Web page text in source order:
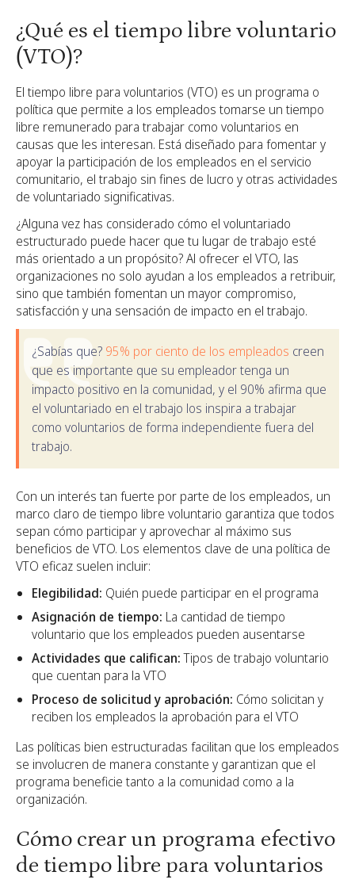
¿Qué es el tiempo libre voluntario
(VTO)?
El tiempo libre para voluntarios (VTO) es un programa o
política que permite a los empleados tomarse un tiempo
libre remunerado para trabajar como voluntarios en
causas que les interesan. Está diseñado para fomentar y
apoyar la participación de los empleados en el servicio
comunitario, el trabajo sin fines de lucro y otras actividades
de voluntariado significativas.
¿Alguna vez has considerado cómo el voluntariado
estructurado puede hacer que tu lugar de trabajo esté
más orientado a un propósito? Al ofrecer el VTO, las
organizaciones no solo ayudan a los empleados a retribuir,
sino que también fomentan un mayor compromiso,
satisfacción y una sensación de impacto en el trabajo.
¿Sabías que? 95% por ciento de los empleados creen
que es importante que su empleador tenga un
impacto positivo en la comunidad, y el 90% afirma que
el voluntariado en el trabajo los inspira a trabajar
como voluntarios de forma independiente fuera del
trabajo.
Con un interés tan fuerte por parte de los empleados, un
marco claro de tiempo libre voluntario garantiza que todos
sepan cómo participar y aprovechar al máximo sus
beneficios de VTO. Los elementos clave de una política de
VTO eficaz suelen incluir:
Elegibilidad: Quién puede participar en el programa
Asignación de tiempo: La cantidad de tiempo
voluntario que los empleados pueden ausentarse
Actividades que califican:Tipos de trabajo voluntario
que cuentan para la VTO
Proceso de solicitud y aprobación: Cómo solicitan y
reciben los empleados la aprobación para el VTO
Las políticas bien estructuradas facilitan que los empleados
se involucren de manera constante y garantizan que el
programa beneficie tanto a la comunidad como a la
organización.
Cómo crear un programa efectivo
de tiempo libre para voluntarios